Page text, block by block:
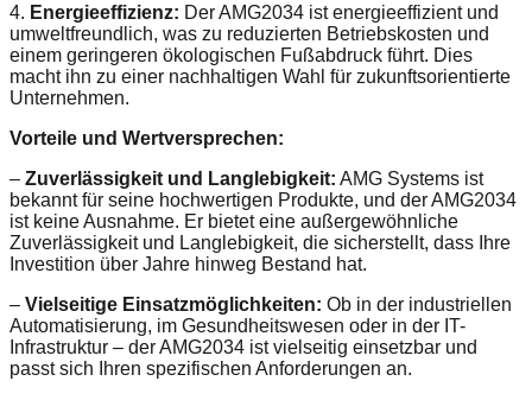
4. Energieeffizienz: Der AMG2034 ist energieeffizient und
umweltfreundlich, was zu reduzierten Betriebskosten und
einem geringeren ökologischen Fußabdruck führt. Dies
macht ihn zu einer nachhaltigen Wahl für zukunftsorientierte
Unternehmen.
Vorteile und Wertversprechen:
– Zuverlässigkeit und Langlebigkeit: AMG Systems ist
bekannt für seine hochwertigen Produkte, und der AMG2034
ist keine Ausnahme. Er bietet eine außergewöhnliche
Zuverlässigkeit und Langlebigkeit, die sicherstellt, dass Ihre
Investition über Jahre hinweg Bestand hat.
– Vielseitige Einsatzmöglichkeiten: Ob in der industriellen
Automatisierung, im Gesundheitswesen oder in der IT-
Infrastruktur – der AMG2034 ist vielseitig einsetzbar und
passt sich Ihren spezifischen Anforderungen an.